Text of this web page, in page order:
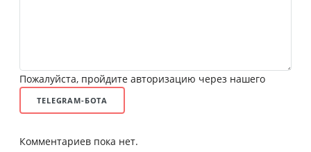
Пожалуйста, пройдите авторизацию через нашего
TELEGRAM-БОТА
Комментариев пока нет.